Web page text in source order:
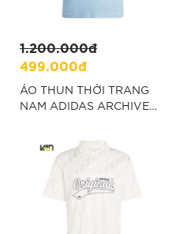
1.200.000đ
499.000đ
ÁO THUN THỜI TRANG
NAM ADIDAS ARCHIVE